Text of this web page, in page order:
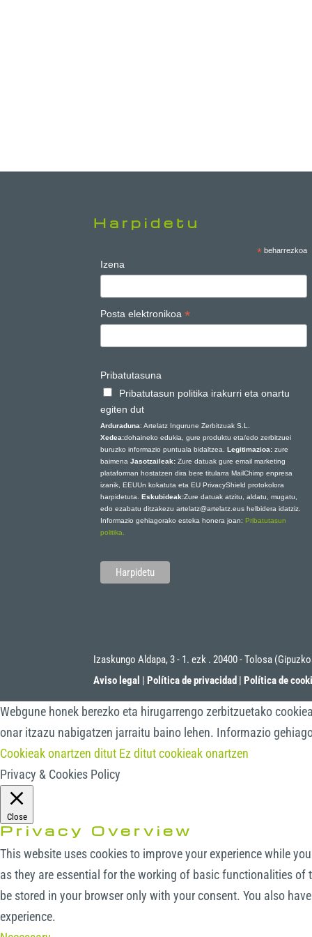
Harpidetu
* beharrezkoa
Izena
Posta elektronikoa *
Pribatutasuna
Pribatutasun politika irakurri eta onartu
egiten dut
Arduraduna: Artelatz Ingurune Zerbitzuak S.L.
Xedea:dohaineko edukia, gure produktu eta/edo zerbitzuei
buruzko informazio puntuala bidaltzea. Legitimazioa:zure
baimena Jasotzaileak: Zure datuak gure email marketing
plataforman hostatzen dira bere titularra MailChimp enpresa
izanik, EEUUn kokatuta eta EU PrivacyShield protokolora
harpidetuta. Eskubideak:Zure datuak atzitu, aldatu, mugatu,
edo ezabatu ditzakezu artelatz@artelatz.eus helbidera idatziz.
Informazio gehiagorako esteka honera joan: Pribatutasun
politika.
Izaskungo Aldapa, 3 - 1. ezk . 20400 - Tolosa
Aviso legal |Política de privacidad |Política de
Webgune honek berezko eta hirugarrengo zerbitzuetako
onar itzazu nabigatzen jarraitu baino lehen. Informazio
Cookieak onartzen ditut Ez ditut cookieak onartzen
Privacy & Cookies Policy
Close
Privacy Overview
This website uses cookies to improve your experience while
as they are essential for the working of basic functionalities of
be stored in your browser only with your consent. You also
experience.